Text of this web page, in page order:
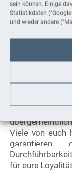
sein können. Einige
Statistikdaten
und wieder andere
Partner
Ein herzliches
Förderer und
Viele von euch
für eure